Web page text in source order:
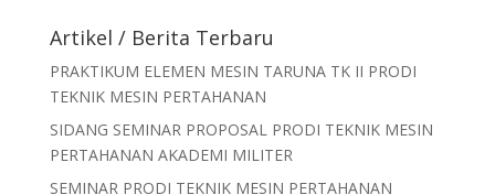
Artikel / Berita Terbaru
PRAKTIKUM ELEMEN MESIN TARUNA TK II PRODI
TEKNIK MESIN PERTAHANAN
SIDANG SEMINAR PROPOSAL PRODI TEKNIK MESIN
PERTAHANAN AKADEMI MILITER
SEMINAR PRODI TEKNIK MESIN PERTAHANAN